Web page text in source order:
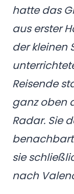
hatte das
aus erster
der kleinen
Reisende
ganz oben
Radar. Sie
sie
nach